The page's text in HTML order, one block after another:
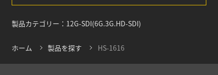
製品カテゴリー： 12G-SDI(6G.3G.HD-SDI)
ホーム 製品を探す HS-1616